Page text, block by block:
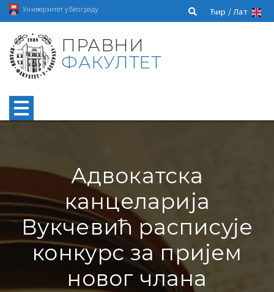
Универзитет у Београду Ћир /Лат
ПРАВНИ
ФАКУЛТЕТ
Адвокатска
канцеларија
Вукчевић расписује
конкурс за пријем
новог члана